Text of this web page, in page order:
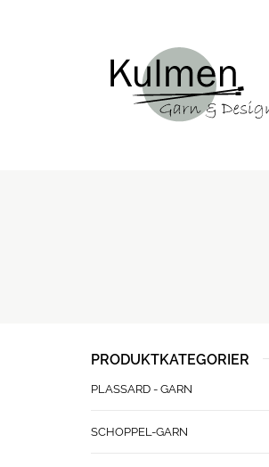
PRODUKTKATEGORIER
PLASSARD - GARN
SCHOPPEL-GARN